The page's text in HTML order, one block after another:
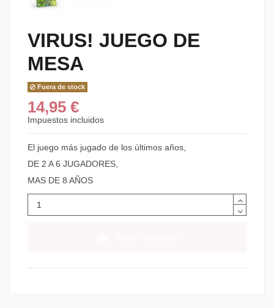
VIRUS! JUEGO DE
MESA
Fuera de stock
14,95 €
Impuestos incluidos
El juego más jugado de los últimos años,
DE 2 A 6 JUGADORES,
MAS DE 8 AÑOS